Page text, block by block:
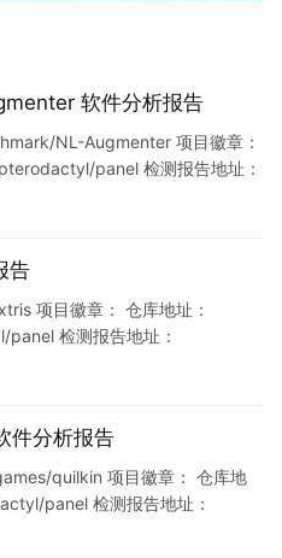
软件分析报告
NL-Augmenter 项目徽章：
panel 检测报告地址：
报告由Mur…
告
项目徽章： 仓库地址：
检测报告地址：
此报告由Murphysec提供 漏洞…
件分析报告
quilkin 项目徽章： 仓库地
panel 检测报告地址：